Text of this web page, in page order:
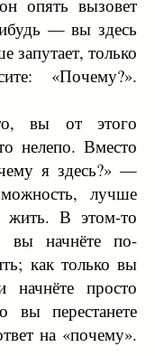
опять вызовет
— вы здесь
запутает, только
«Почему?».
вы от этого
нелепо. Вместо
я здесь?» —
лучше
жить. В этом-то
вы начнёте по-
как только вы
просто
вы перестанете
на «почему».